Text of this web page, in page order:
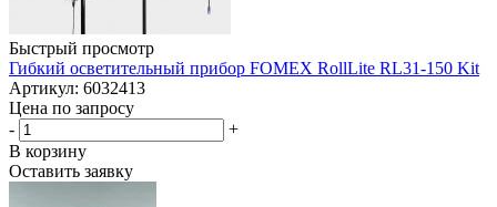
Быстрый просмотр
Гибкий осветительный прибор FOMEX RollLite RL31-150 Kit
Артикул: 6032413
Цена по запросу
-
+
В корзину
Оставить заявку